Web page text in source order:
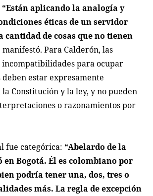
“Están aplicando la analogía y
éticas de un servidor
cantidad de cosas que no tienen
manifestó. Para Calderón, las
para ocupar
estar expresamente
la Constitución y la ley, y no pueden
o razonamientos por
fue categórica: “Abelardo de la
Bogotá. Él es colombiano por
podría tener una, dos, tres o
más. La regla de excepción